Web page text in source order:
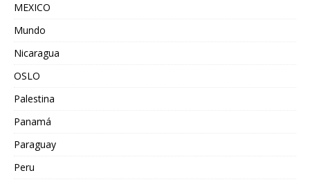
MEXICO
Mundo
Nicaragua
OSLO
Palestina
Panamá
Paraguay
Peru